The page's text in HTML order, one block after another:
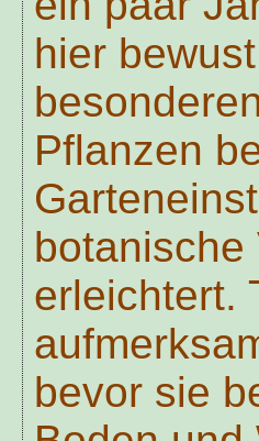
hier
Pflanzen
botanische
erleichtert.
bevor sie